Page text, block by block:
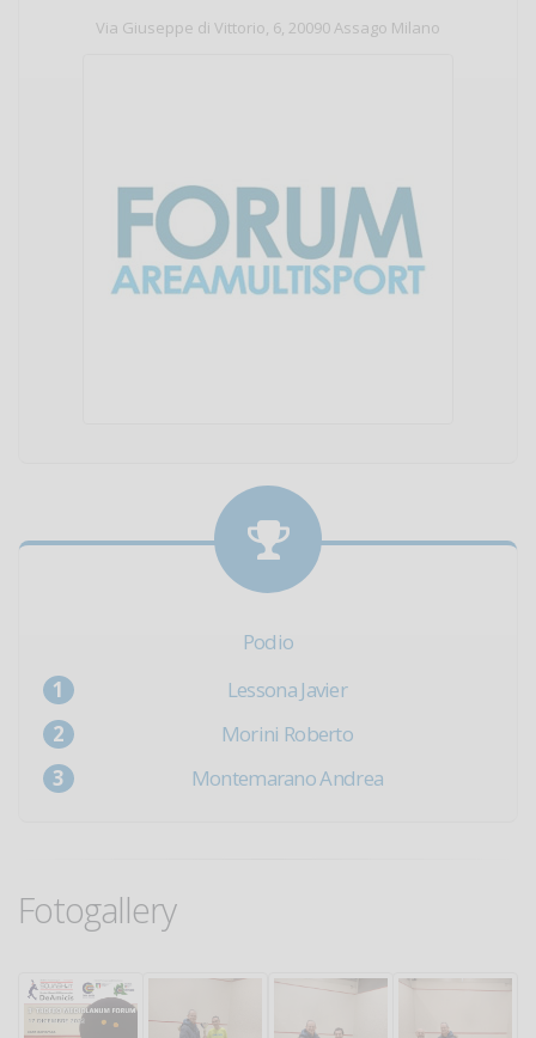
Via Giuseppe di Vittorio, 6, 20090 Assago Milano
Podio
Lessona Javier
Morini Roberto
Montemarano Andrea
Fotogallery